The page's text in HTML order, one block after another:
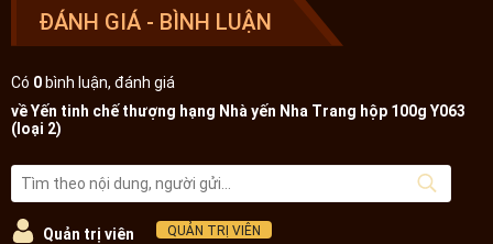
ĐÁNH GIÁ - BÌNH LUẬN
Có 0 bình luận, đánh giá
về Yến tinh chế thượng hạng Nhà yến Nha Trang hộp 100g Y063
(loại 2)
Quản trị viên QUẢN TRỊ VIÊN